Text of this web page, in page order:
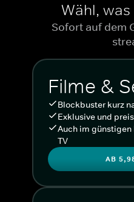
Wähl,
Sofort auf dem
Filme &
Blockbuster kurz
Exklusive und
Auch im
TV
AB